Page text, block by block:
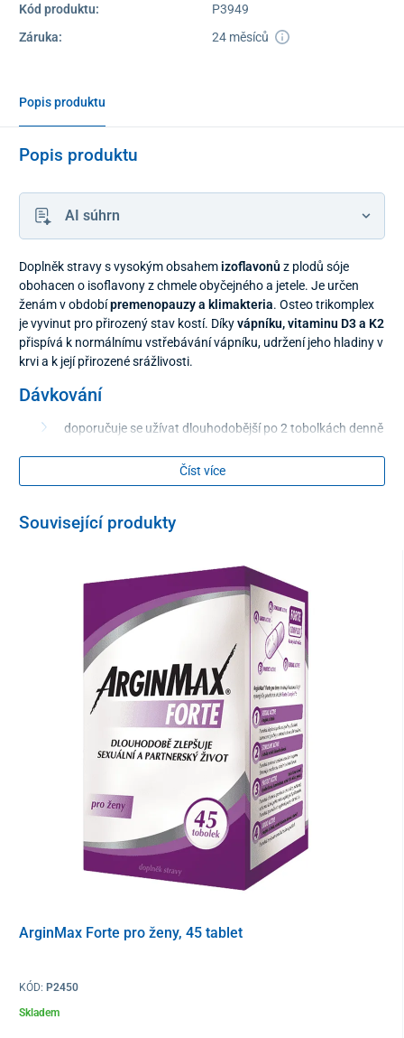
Kód produktu:
P3949
Záruka:
24 měsíců
Popis produktu
Popis produktu
AI súhrn
Doplněk stravy s vysokým obsahem izoflavonů z plodů sóje
obohacen o isoflavony z chmele obyčejného a jetele. Je určen
ženám v obdobípremenopauzy a klimakteria. Osteo trikomplex
je vyvinut pro přirozený stav kostí. Díkyvápníku, vitaminu D3 a K2
přispívá k normálnímu vstřebávání vápníku, udržení jeho hladiny v
krvi a k její přirozené srážlivosti.
Dávkování
doporučuje se užívat dlouhodobější po 2 tobolkách denně
– 21 dní užívat 3 tobolky denně
Upozornění
nedoporučuje se užívat v případě přecitlivělosti na
některou obsaženou složku
90 + 30 tablet zdarma
Tento produkt je dodáván v ochranném obalu. V souladu s §
1837 písm. g) občanského zákoníku není možné po porušení
ochranného obalu odstoupit od kupní smlouvy vzhledem k tomu,
že jde o zboží, které z důvodu ochrany zdraví a hygieny není
vhodné vrátit po jeho otevření a použití. Výjimkou jsou případy
oprávněné reklamace nebo výrobní chyby.
Číst více
Související produkty
ArginMax Forte pro ženy, 45 tablet
KÓD: P2450
Skladem